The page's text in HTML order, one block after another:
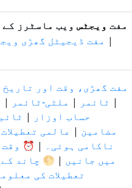
مفت ویجٹس ویب ماسٹرز کے
| مفت ڈیجیٹل گھڑی
مفت گھڑی، وقت اور
| ٹائمر | ملٹی-ٹائمر |
حساب اوزار |
مضامین | عالمی
ناکامی ہوئی۔ |
⏰
میں جانیں | 🌕 چاند
تعطیلات کی